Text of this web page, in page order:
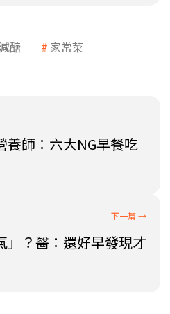
醣
家常菜
養師：六大NG早餐吃
」？醫：還好早發現才